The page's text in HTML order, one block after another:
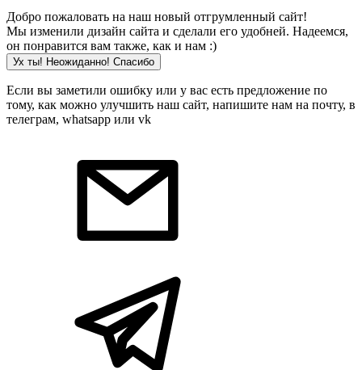
Добро пожаловать на наш новый отгрумленный сайт!
Мы изменили дизайн сайта и сделали его удобней. Надеемся,
он понравится вам также, как и нам :)
Ух ты! Неожиданно! Cпасибо
Если вы заметили ошибку или у вас есть предложение по
тому, как можно улучшить наш сайт, напишите нам на почту, в
телеграм, whatsapp или vk